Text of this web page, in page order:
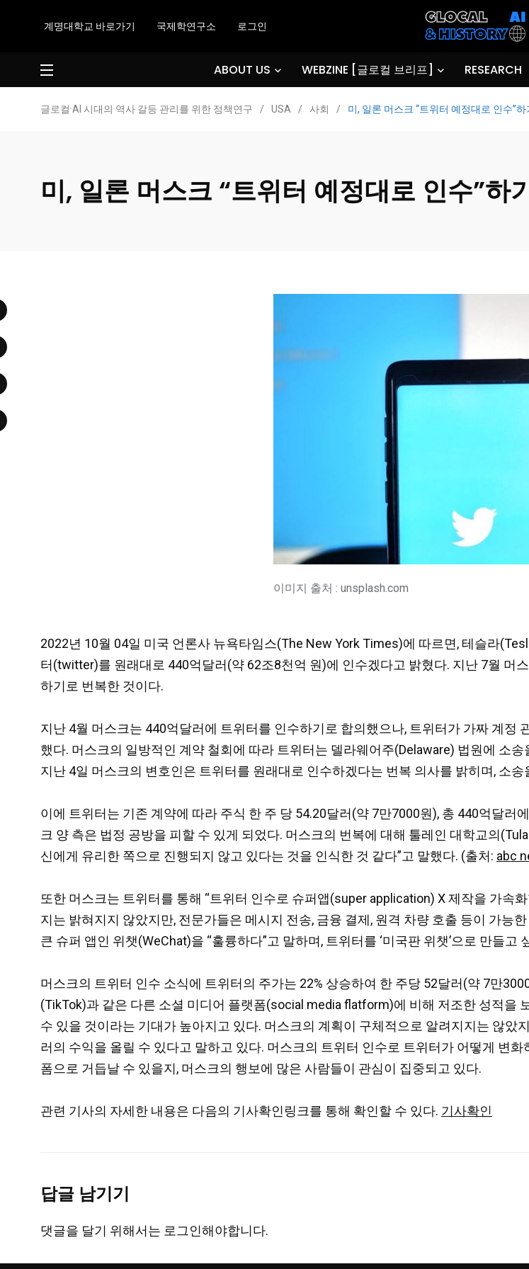
계명대학교 바로가기 국제학연구소 로그인
ABOUT US WEBZINE [글로컬 브리프] RESEARCH
글로컬·AI 시대의 역사 갈등 관리를 위한 정책연구 / USA / 사회 / 미, 일론 머스크 “트위터 예정대로 인수”
미, 일론 머스크 “트위터 예정대로 인수”하
이미지 출처 : unsplash.com
2022년 10월 04일 미국 언론사 뉴욕타임스(The New York Times)에 따르면, 테슬라
터(twitter)를 원래대로 440억달러(약 62조8천억 원)에 인수겠다고 밝혔다. 지난 7월 머
하기로 번복한 것이다.
지난 4월 머스크는 440억달러에 트위터를 인수하기로 합의했으나, 트위터가 가짜 계정
했다. 머스크의 일방적인 계약 철회에 따라 트위터는 델라웨어주(Delaware) 법원에 소
지난 4일 머스크의 변호인은 트위터를 원래대로 인수하겠다는 번복 의사를 밝히며, 소
이에 트위터는 기존 계약에 따라 주식 한 주 당 54.20달러(약 7만7000원), 총 440억달
크 양 측은 법정 공방을 피할 수 있게 되었다. 머스크의 번복에 대해 툴레인 대학교의
신에게 유리한 쪽으로 진행되지 않고 있다는 것을 인식한 것 같다”고 말했다. (출처: abc
또한 머스크는 트위터를 통해 “트위터 인수로 슈퍼앱(super application) X 제작을 가속
지는 밝혀지지 않았지만, 전문가들은 메시지 전송, 금융 결제, 원격 차량 호출 등이 가능
큰 슈퍼 앱인 위챗(WeChat)을 “훌륭하다”고 말하며, 트위터를 ‘미국판 위챗’으로 만들고
머스크의 트위터 인수 소식에 트위터의 주가는 22% 상승하여 한 주당 52달러(약 7만
(TikTok)과 같은 다른 소셜 미디어 플랫폼(social media flatform)에 비해 저조한 성적을
수 있을 것이라는 기대가 높아지고 있다. 머스크의 계획이 구체적으로 알려지지는 않
러의 수익을 올릴 수 있다고 말하고 있다. 머스크의 트위터 인수로 트위터가 어떻게 변
폼으로 거듭날 수 있을지, 머스크의 행보에 많은 사람들이 관심이 집중되고 있다.
관련 기사의 자세한 내용은 다음의 기사확인링크를 통해 확인할 수 있다. 기사확인
답글 남기기
댓글을 달기 위해서는 로그인해야합니다.